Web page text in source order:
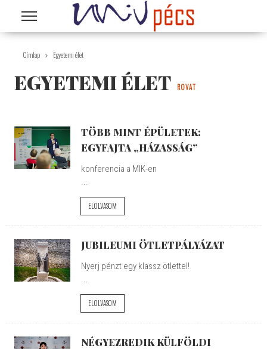
Ugrás a tartalomra
Címlap Egyetemi élet
EGYETEMI ÉLET ROVAT
TÖBB MINT ÉPÜLETEK:
EGYFAJTA „HÁZASSÁG”
konferencia a MIK-en
...
ELOLVASOM
JUBILEUMI ÖTLETPÁLYÁZAT
Nyerj pénzt egy klassz ötlettel!
...
ELOLVASOM
NÉGYEZREDIK KÜLFÖLDI